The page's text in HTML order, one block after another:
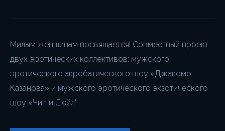
Милым женщинам посвящается! Совместный проект
двух эротических коллективов: мужского
эротического акробатического шоу «Джакомо
Казанова» и мужского эротического экзотического
шоу «Чип и Дейл"